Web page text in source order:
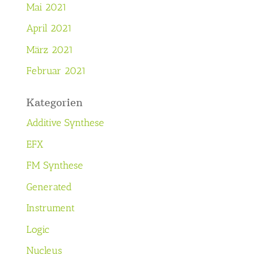
Mai 2021
April 2021
März 2021
Februar 2021
Kategorien
Additive Synthese
EFX
FM Synthese
Generated
Instrument
Logic
Nucleus